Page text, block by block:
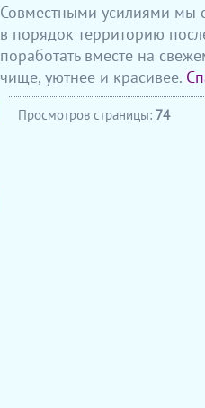
Совместными усилиями мы
в порядок территорию
поработать вместе на
чище, уютнее и красивее.
Просмотров страницы: 74